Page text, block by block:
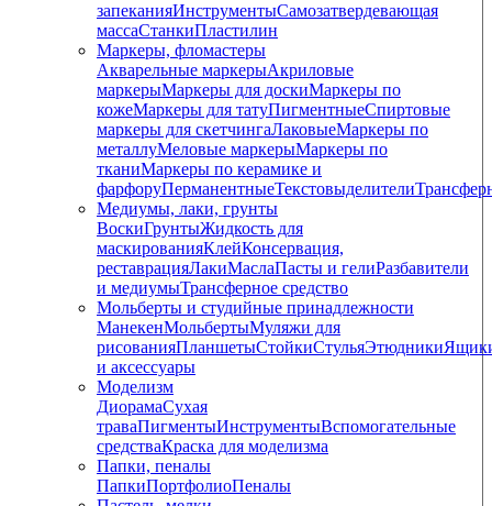
запеканияИнструментыСамозатвердевающая
массаСтанкиПластилин
Маркеры, фломастеры
Акварельные маркерыАкриловые
маркерыМаркеры для доскиМаркеры по
кожеМаркеры для татуПигментныеCпиртовые
маркеры для скетчингаЛаковыеМаркеры по
металлуМеловые маркерыМаркеры по
тканиМаркеры по керамике и
фарфоруПерманентныеТекстовыделители
Медиумы, лаки, грунты
ВоскиГрунтыЖидкость для
маскированияКлейКонсервация,
реставрацияЛакиМаслаПасты и гелиРазбавители
и медиумыТрансферное средство
Мольберты и студийные принадлежности
МанекенМольбертыМуляжи для
рисованияПланшетыСтойкиСтульяЭтюдники
и аксессуары
Моделизм
ДиорамаСухая
траваПигментыИнструментыВспомогательные
средстваКраска для моделизма
Папки, пеналы
ПапкиПортфолиоПеналы